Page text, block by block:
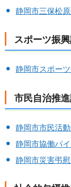
静岡市三保松
スポーツ振
静岡市スポー
市民自治推
静岡市市民活
静岡市協働パ
静岡市災害弔